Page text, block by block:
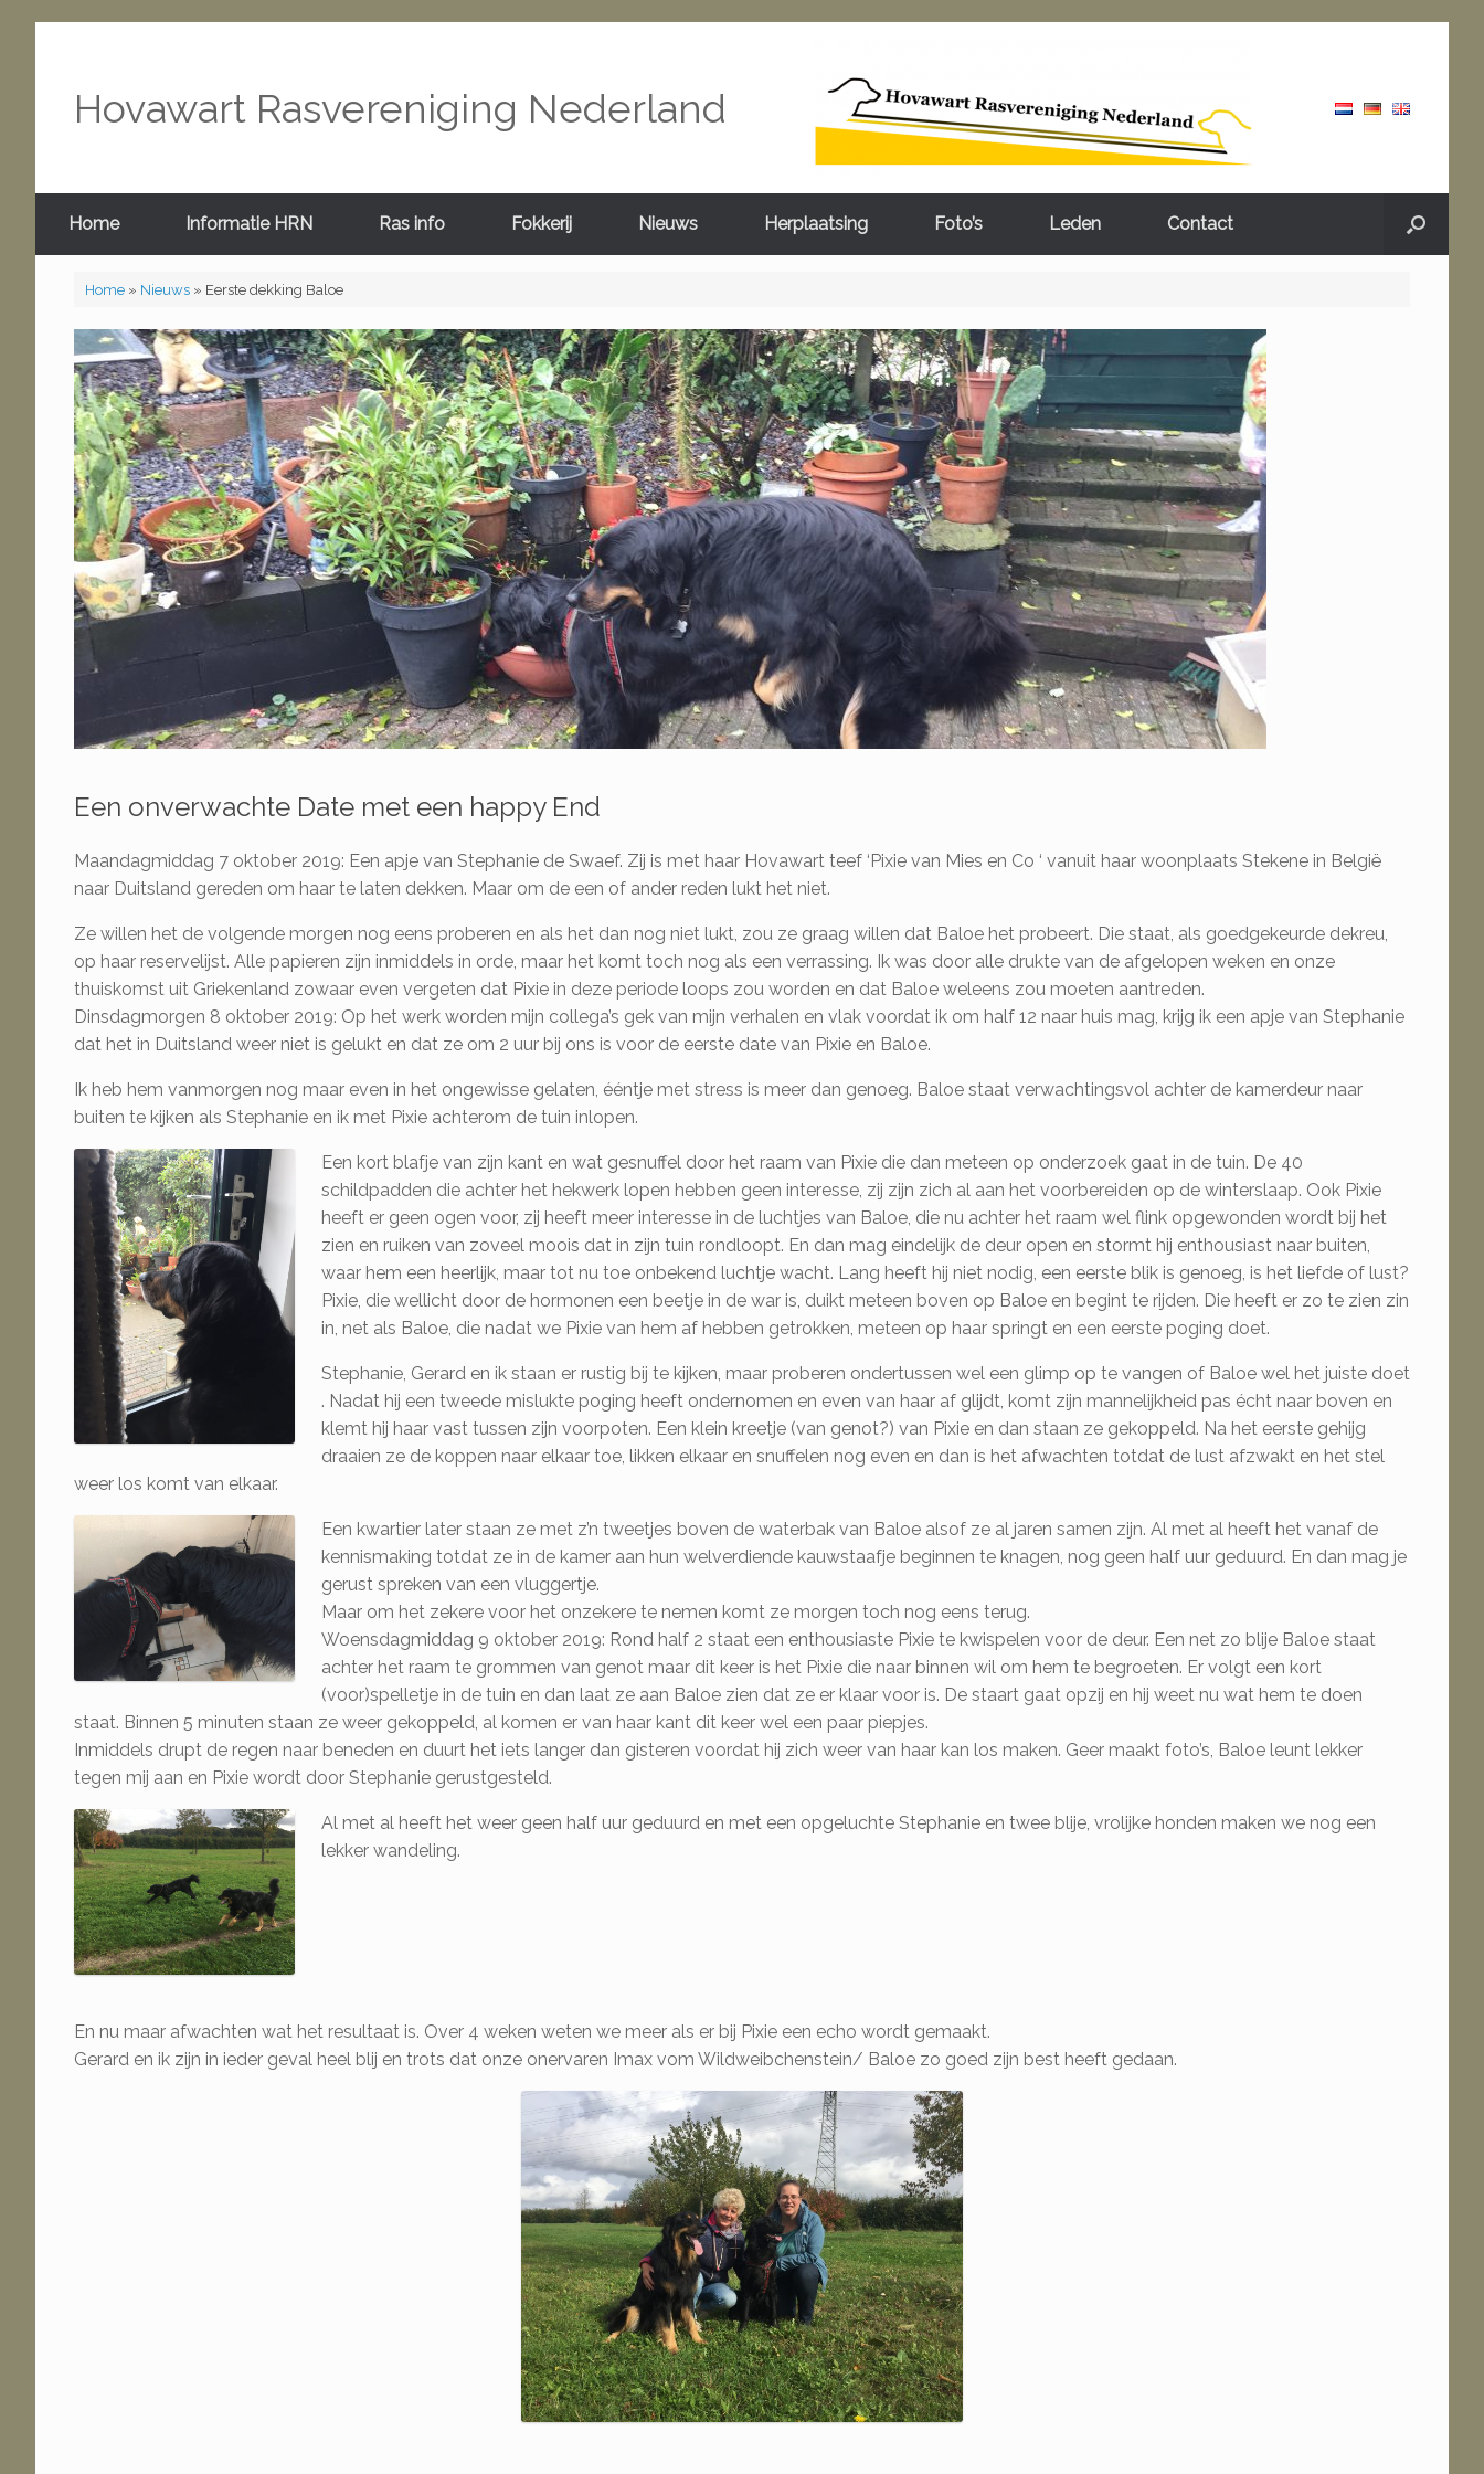
Hovawart Rasvereniging Nederland
Home Informatie HRN Ras info Fokkerij Nieuws Herplaatsing Foto’s Leden Contact
Home» Nieuws» Eerste dekking Baloe
Een onverwachte Date met een happy End
Maandagmiddag 7 oktober 2019: Een apje van Stephanie de Swaef. Zij is met haar Hovawart teef ‘Pixie van Mies en Co ‘ vanuit haar woonplaats Stekene in België
naar Duitsland gereden om haar te laten dekken. Maar om de een of ander reden lukt het niet.
Ze willen het de volgende morgen nog eens proberen en als het dan nog niet lukt, zou ze graag willen dat Baloe het probeert. Die staat, als goedgekeurde dekreu,
op haar reservelijst. Alle papieren zijn inmiddels in orde, maar het komt toch nog als een verrassing. Ik was door alle drukte van de afgelopen weken en onze
thuiskomst uit Griekenland zowaar even vergeten dat Pixie in deze periode loops zou worden en dat Baloe weleens zou moeten aantreden.
Dinsdagmorgen 8 oktober 2019: Op het werk worden mijn collega’s gek van mijn verhalen en vlak voordat ik om half 12 naar huis mag, krijg ik een apje van Stephanie
dat het in Duitsland weer niet is gelukt en dat ze om 2 uur bij ons is voor de eerste date van Pixie en Baloe.
Ik heb hem vanmorgen nog maar even in het ongewisse gelaten, ééntje met stress is meer dan genoeg. Baloe staat verwachtingsvol achter de kamerdeur naar
buiten te kijken als Stephanie en ik met Pixie achterom de tuin inlopen.
Een kort blafje van zijn kant en wat gesnuffel door het raam van Pixie die dan meteen op onderzoek gaat in de tuin. De 40
schildpadden die achter het hekwerk lopen hebben geen interesse, zij zijn zich al aan het voorbereiden op de winterslaap. Ook Pixie
heeft er geen ogen voor, zij heeft meer interesse in de luchtjes van Baloe, die nu achter het raam wel flink opgewonden wordt bij het
zien en ruiken van zoveel moois dat in zijn tuin rondloopt. En dan mag eindelijk de deur open en stormt hij enthousiast naar buiten,
waar hem een heerlijk, maar tot nu toe onbekend luchtje wacht. Lang heeft hij niet nodig, een eerste blik is genoeg, is het liefde of lust?
Pixie, die wellicht door de hormonen een beetje in de war is, duikt meteen boven op Baloe en begint te rijden. Die heeft er zo te zien zin
in, net als Baloe, die nadat we Pixie van hem af hebben getrokken, meteen op haar springt en een eerste poging doet.
Stephanie, Gerard en ik staan er rustig bij te kijken, maar proberen ondertussen wel een glimp op te vangen of Baloe wel het juiste doet
. Nadat hij een tweede mislukte poging heeft ondernomen en even van haar af glijdt, komt zijn mannelijkheid pas écht naar boven en
klemt hij haar vast tussen zijn voorpoten. Een klein kreetje (van genot?) van Pixie en dan staan ze gekoppeld. Na het eerste gehijg
draaien ze de koppen naar elkaar toe, likken elkaar en snuffelen nog even en dan is het afwachten totdat de lust afzwakt en het stel
weer los komt van elkaar.
Een kwartier later staan ze met z’n tweetjes boven de waterbak van Baloe alsof ze al jaren samen zijn. Al met al heeft het vanaf de
kennismaking totdat ze in de kamer aan hun welverdiende kauwstaafje beginnen te knagen, nog geen half uur geduurd. En dan mag je
gerust spreken van een vluggertje.
Maar om het zekere voor het onzekere te nemen komt ze morgen toch nog eens terug.
Woensdagmiddag 9 oktober 2019: Rond half 2 staat een enthousiaste Pixie te kwispelen voor de deur. Een net zo blije Baloe staat
achter het raam te grommen van genot maar dit keer is het Pixie die naar binnen wil om hem te begroeten. Er volgt een kort
(voor)spelletje in de tuin en dan laat ze aan Baloe zien dat ze er klaar voor is. De staart gaat opzij en hij weet nu wat hem te doen
staat. Binnen 5 minuten staan ze weer gekoppeld, al komen er van haar kant dit keer wel een paar piepjes.
Inmiddels drupt de regen naar beneden en duurt het iets langer dan gisteren voordat hij zich weer van haar kan los maken. Geer maakt foto’s, Baloe leunt lekker
tegen mij aan en Pixie wordt door Stephanie gerustgesteld.
Al met al heeft het weer geen half uur geduurd en met een opgeluchte Stephanie en twee blije, vrolijke honden maken we nog een
lekker wandeling.
En nu maar afwachten wat het resultaat is. Over 4 weken weten we meer als er bij Pixie een echo wordt gemaakt.
Gerard en ik zijn in ieder geval heel blij en trots dat onze onervaren Imax vom Wildweibchenstein/ Baloe zo goed zijn best heeft gedaan.